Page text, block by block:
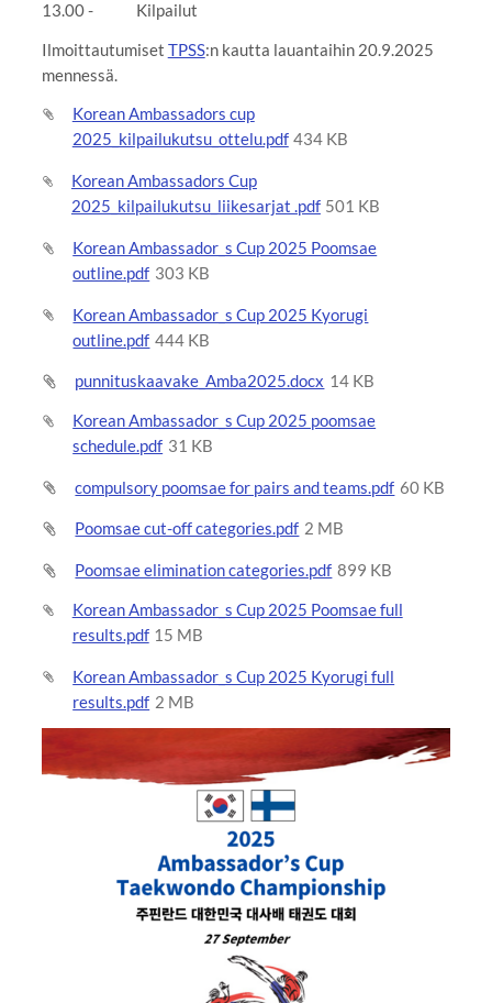
13.00 - Kilpailut
Ilmoittautumiset TPSS:n kautta lauantaihin 20.9.2025
mennessä.
Korean Ambassadors cup
2025_kilpailukutsu_ottelu.pdf 434 KB
Korean Ambassadors Cup
2025_kilpailukutsu_liikesarjat .pdf 501 KB
Korean Ambassador_s Cup 2025 Poomsae
outline.pdf 303 KB
Korean Ambassador_s Cup 2025 Kyorugi
outline.pdf 444 KB
punnituskaavake_Amba2025.docx 14 KB
Korean Ambassador_s Cup 2025 poomsae
schedule.pdf 31 KB
compulsory poomsae for pairs and teams.pdf 60 KB
Poomsae cut-off categories.pdf 2 MB
Poomsae elimination categories.pdf 899 KB
Korean Ambassador_s Cup 2025 Poomsae full
results.pdf 15 MB
Korean Ambassador_s Cup 2025 Kyorugi full
results.pdf 2 MB